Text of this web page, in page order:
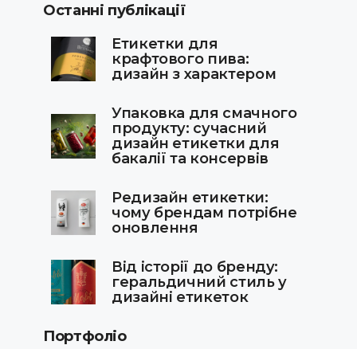
Останні публікації
Етикетки для
крафтового пива:
дизайн з характером
Упаковка для смачного
продукту: сучасний
дизайн етикетки для
бакалії та консервів
Редизайн етикетки:
чому брендам потрібне
оновлення
Від історії до бренду:
геральдичний стиль у
дизайні етикеток
Портфоліо